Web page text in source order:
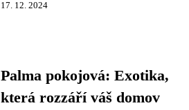
17. 12. 2024
Palma pokojová: Exotika,
která rozzáří váš domov